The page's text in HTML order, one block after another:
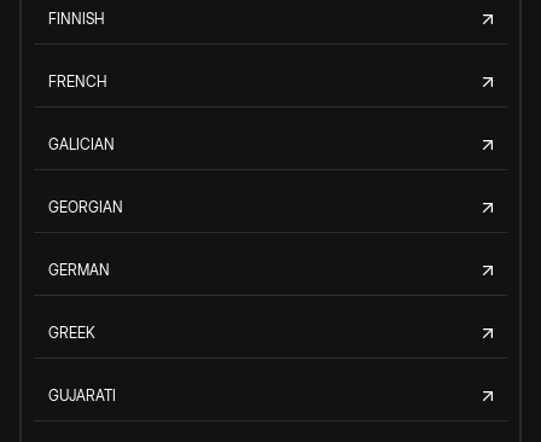
FINNISH
FRENCH
GALICIAN
GEORGIAN
GERMAN
GREEK
GUJARATI